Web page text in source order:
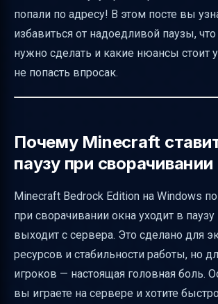
Как проверить, что пауза
Почему не стоит использовать
браузер на форуме
Итоговая структура текста для
Полезные ссылки
попали по адресу! В этом посте вы
избавиться от надоедливой паузы, что
нужно сделать и какие нюансы стоит
не попасть впросак.
Почему Minecraft
паузу при сворачивании
Minecraft Bedrock Edition на Windows
при сворачивании окна уходит в
выходит с сервера. Это сделано для
ресурсов и стабильности работы, но
игроков — настоящая головная боль.
вы играете на сервере и хотите быстро